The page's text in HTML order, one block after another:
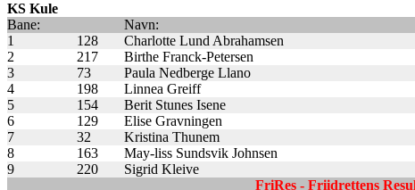
KS Kule
Bane:
Navn:
1
128 Charlotte Lund Abrahamsen
2
217 Birthe Franck-Petersen
3
73 Paula Nedberge Llano
4
198 Linnea Greiff
5
154 Berit Stunes Isene
6
129 Elise Gravningen
7
32 Kristina Thunem
8
163 May-liss Sundsvik Johnsen
9
220 Sigrid Kleive
FriRes - Friidrettens